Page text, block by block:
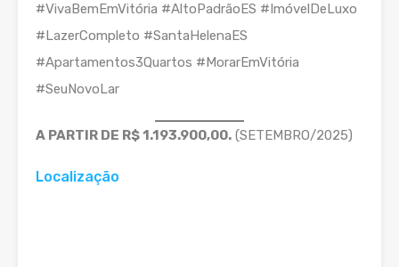
#VivaBemEmVitória #AltoPadrãoES #ImóvelDeLuxo
#LazerCompleto #SantaHelenaES
#Apartamentos3Quartos #MorarEmVitória
#SeuNovoLar
A PARTIR DE R$ 1.193.900,00. (SETEMBRO/2025)
Localização